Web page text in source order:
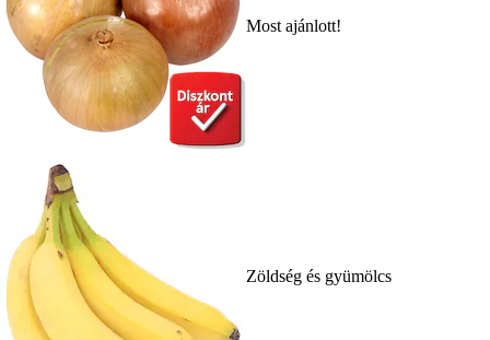
Most ajánlott!
Zöldség és gyümölcs